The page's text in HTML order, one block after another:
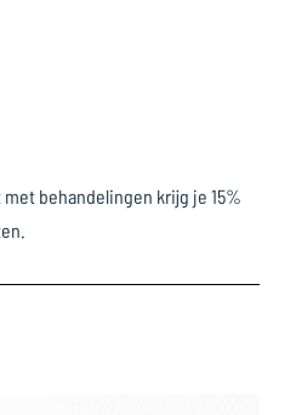
behandelingen krijg je 15%